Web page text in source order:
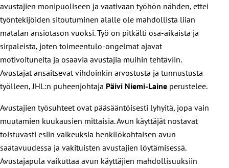
avustajien monipuoliseen ja vaativaan työhön nähden, ettei
työntekijöiden sitoutuminen alalle ole mahdollista liian
matalan ansiotason vuoksi. Työ on pitkälti osa-aikaista ja
sirpaleista, joten toimeentulo-ongelmat ajavat
motivoituneita ja osaavia avustajia muihin tehtäviin.
Avustajat ansaitsevat vihdoinkin arvostusta ja tunnustusta
työlleen, JHL:n puheenjohtaja Päivi Niemi-Laine perustelee.
Avustajien työsuhteet ovat pääsääntöisesti lyhyitä, jopa vain
muutamien kuukausien mittaisia. Avun käyttäjät nostavat
toistuvasti esiin vaikeuksia henkilökohtaisen avun
saatavuudessa ja vakituisten avustajien löytämisessä.
Avustajapula vaikuttaa avun käyttäjien mahdollisuuksiin